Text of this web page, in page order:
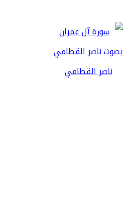
ناصر القطامي